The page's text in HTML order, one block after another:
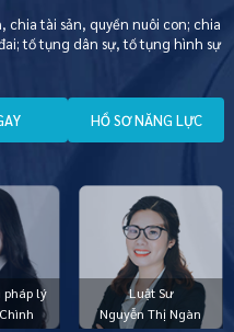
pháp lý
Luật Sư
Nguyễn Thị Ngàn
chia tài sản, quyền nuôi con; chia
tố tụng dân sự, tố tụng hình sự
AY HỒ SƠ NĂNG LỰC